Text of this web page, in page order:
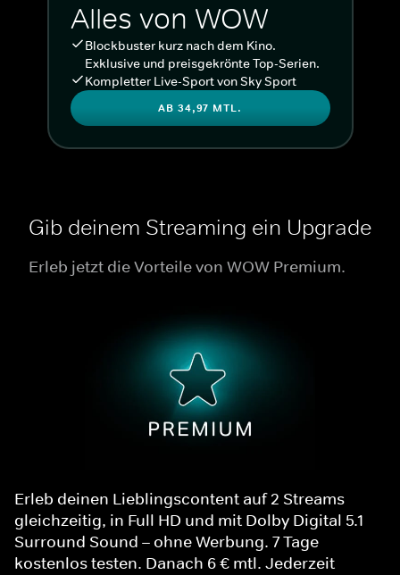
Alles von WOW
Blockbuster kurz nach dem Kino.
Exklusive und preisgekrönte Top-Serien.
Kompletter Live-Sport von Sky Sport
AB 34,97 MTL.
Gib deinem Streaming ein Upgrade
Erleb jetzt die Vorteile von WOW Premium.
Erleb deinen Lieblingscontent auf 2 Streams
gleichzeitig, in Full HD und mit Dolby Digital 5.1
Surround Sound – ohne Werbung. 7 Tage
kostenlos testen. Danach 6 € mtl. Jederzeit